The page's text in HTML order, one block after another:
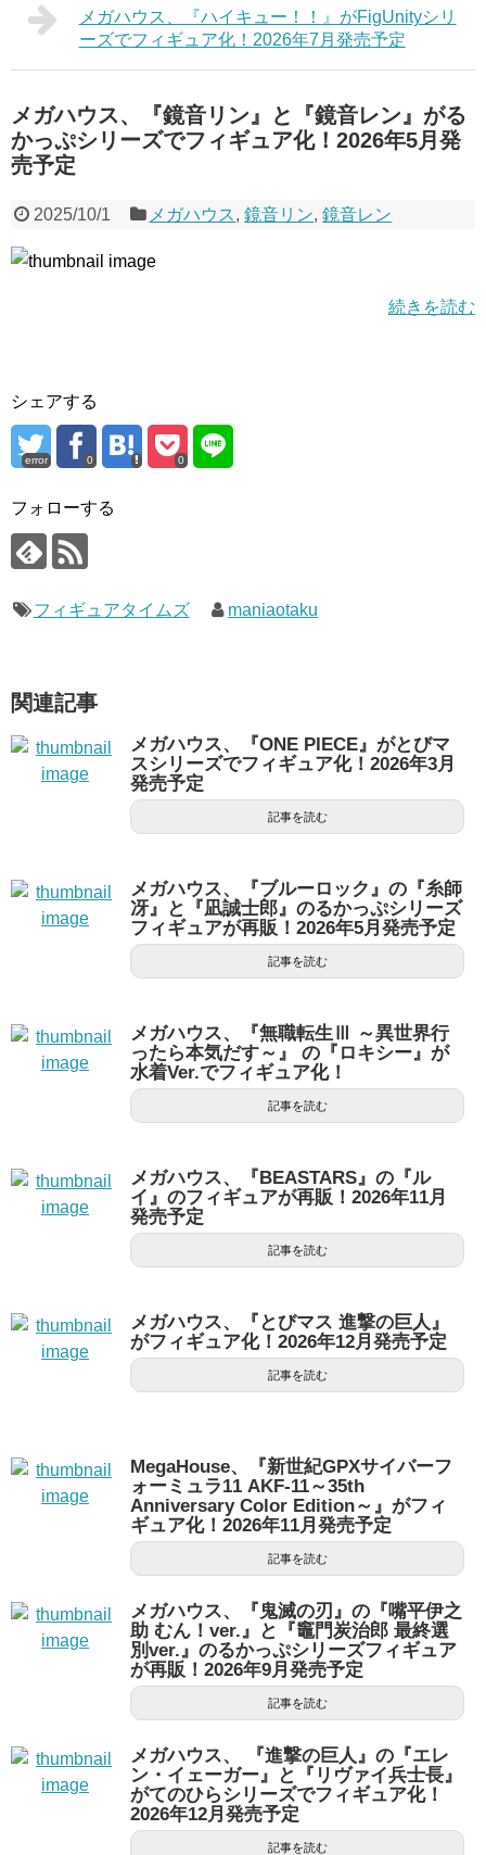
メガハウス、『ハイキュー！！』がFigUnityシリ
ーズでフィギュア化！2026年7月発売予定
メガハウス、『鏡音リン』と『鏡音レン』がる
かっぷシリーズでフィギュア化！2026年5月発
売予定
2025/10/1 メガハウス,鏡音リン,鏡音レン
続きを読む
シェアする
error 0 0
フォローする
フィギュアタイムズ maniaotaku
関連記事
メガハウス、『ONE PIECE』がとびマ
スシリーズでフィギュア化！2026年3月
発売予定
記事を読む
メガハウス、『ブルーロック』の『糸師
冴』と『凪誠士郎』のるかっぷシリーズ
フィギュアが再販！2026年5月発売予定
記事を読む
メガハウス、『無職転生Ⅲ ～異世界行
ったら本気だす～』 の『ロキシー』が
水着Ver.でフィギュア化！
記事を読む
メガハウス、『BEASTARS』の『ル
イ』のフィギュアが再販！2026年11月
発売予定
記事を読む
メガハウス、『とびマス 進撃の巨人』
がフィギュア化！2026年12月発売予定
記事を読む
MegaHouse、『新世紀GPXサイバーフ
ォーミュラ11 AKF-11～35th
Anniversary Color Edition～』がフィ
ギュア化！2026年11月発売予定
記事を読む
メガハウス、『鬼滅の刃』の『嘴平伊之
助 むん！ver.』と『竈門炭治郎 最終選
別ver.』のるかっぷシリーズフィギュア
が再販！2026年9月発売予定
記事を読む
メガハウス、 『進撃の巨人』の『エレ
ン・イェーガー』と『リヴァイ兵士長』
がてのひらシリーズでフィギュア化！
2026年12月発売予定
記事を読む